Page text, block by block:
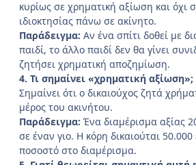
κυρίως σε χρηματική αξίωση και όχι
ιδιοκτησίας πάνω σε ακίνητο.
Παράδειγμα: Αν ένα σπίτι δοθεί με
παιδί, το άλλο παιδί δεν θα γίνει
ζητήσει χρηματική αποζημίωση.
4. Τι σημαίνει «χρηματική αξίωση»;
Σημαίνει ότι ο δικαιούχος ζητά
μέρος του ακινήτου.
Παράδειγμα: Ένα διαμέρισμα αξίας
σε έναν γιο. Η κόρη δικαιούται
ποσοστό στο διαμέρισμα.